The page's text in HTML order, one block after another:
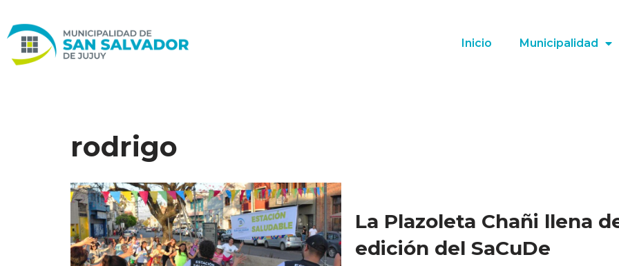
Ir
al
Inicio Municipalidad
rodrigo
La Plazoleta Chañi llena
edición del SaCuDe